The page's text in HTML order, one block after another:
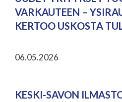
VARKAUTEEN –
KERTOO USKOSTA
06.05.2026
KESKI-SAVON